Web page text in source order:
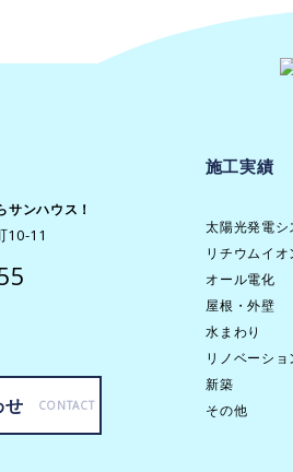
ンハウス！
10-11
せ CONTACT
施工実績
太陽光発電シ
リチウムイ
オール電化
屋根・外壁
水まわり
リノベーショ
新築
その他